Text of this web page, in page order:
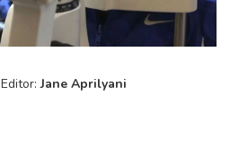
Editor:Jane Aprilyani